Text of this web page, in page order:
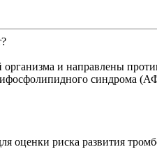
и направлены
синдрома
оценки риска развития